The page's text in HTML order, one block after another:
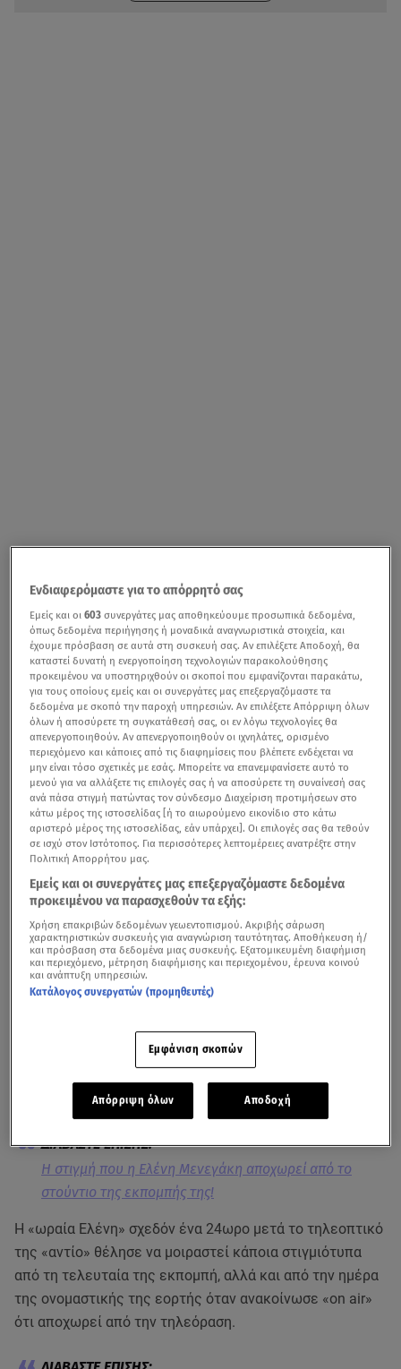
Όλα αυτά τα χρόνια που ηΕλένη Μενεγάκη
σχέση με τους τηλεθεατές της.
Η στιγμή που η Ελένη Μενεγάκη αποχωρεί από το
στούντιο της εκπομπής της!
Η «ωραία Ελένη» σχεδόν ένα 24ωρο μετά το τηλεοπτικό
της «αντίο» θέλησε να μοιραστεί κάποια στιγμιότυπα
από τη τελευταία της εκπομπή, αλλά και από την ημέρα
της ονομαστικής της εορτής όταν ανακοίνωσε «on air»
ότι αποχωρεί από την τηλεόραση.
Ενδιαφερόμαστε για το απόρρητό σας
Εμείς και οι603 συνεργάτες μας αποθηκεύουμε προσωπικά δεδομένα,
όπως δεδομένα περιήγησης ή μοναδικά αναγνωριστικά στοιχεία, και
έχουμε πρόσβαση σε αυτά στη συσκευή σας. Αν επιλέξετε Αποδοχή, θα
καταστεί δυνατή η ενεργοποίηση τεχνολογιών παρακολούθησης
προκειμένου να υποστηριχθούν οι σκοποί που εμφανίζονται παρακάτω,
για τους οποίους εμείς και οι συνεργάτες μας επεξεργαζόμαστε τα
δεδομένα με σκοπό την παροχή υπηρεσιών. Αν επιλέξετε Απόρριψη όλων
όλων ή αποσύρετε τη συγκατάθεσή σας, οι εν λόγω τεχνολογίες θα
απενεργοποιηθούν. Αν απενεργοποιηθούν οι ιχνηλάτες, ορισμένο
περιεχόμενο και κάποιες από τις διαφημίσεις που βλέπετε ενδέχεται να
μην είναι τόσο σχετικές με εσάς. Μπορείτε να επανεμφανίσετε αυτό το
μενού για να αλλάξετε τις επιλογές σας ή να αποσύρετε τη συναίνεσή σας
ανά πάσα στιγμή πατώντας τον σύνδεσμο Διαχείριση προτιμήσεων στο
κάτω μέρος της ιστοσελίδας [ή το αιωρούμενο εικονίδιο στο κάτω
αριστερό μέρος της ιστοσελίδας, εάν υπάρχει]. Οι επιλογές σας θα τεθούν
σε ισχύ στον Ιστότοπος. Για περισσότερες λεπτομέρειες ανατρέξτε στην
Πολιτική Απορρήτου μας.
Εμείς και οι συνεργάτες μας επεξεργαζόμαστε δεδομένα
προκειμένου να παρασχεθούν τα εξής:
Χρήση επακριβών δεδομένων γεωεντοπισμού. Ακριβής σάρωση
χαρακτηριστικών συσκευής για αναγνώριση ταυτότητας. Αποθήκευση ή/
και πρόσβαση στα δεδομένα μιας συσκευής. Εξατομικευμένη διαφήμιση
και περιεχόμενο, μέτρηση διαφήμισης και περιεχομένου, έρευνα κοινού
και ανάπτυξη υπηρεσιών.
Κατάλογος συνεργατών (προμηθευτές)
Εμφάνιση σκοπών
Απόρριψη όλων Αποδοχή